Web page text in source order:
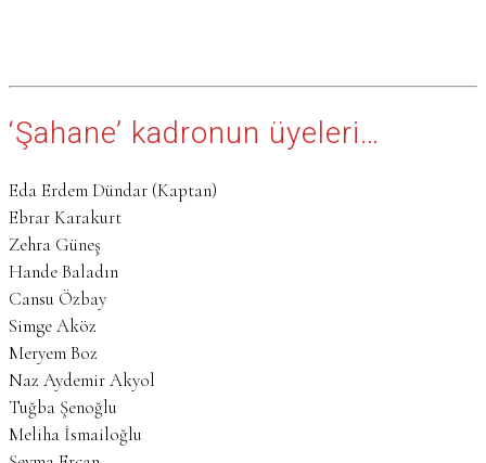
‘Şahane’ kadronun üyeleri…
Eda Erdem Dündar (Kaptan)
Ebrar Karakurt
Zehra Güneş
Hande Baladın
Cansu Özbay
Simge Aköz
Meryem Boz
Naz Aydemir Akyol
Tuğba Şenoğlu
Meliha İsmailoğlu